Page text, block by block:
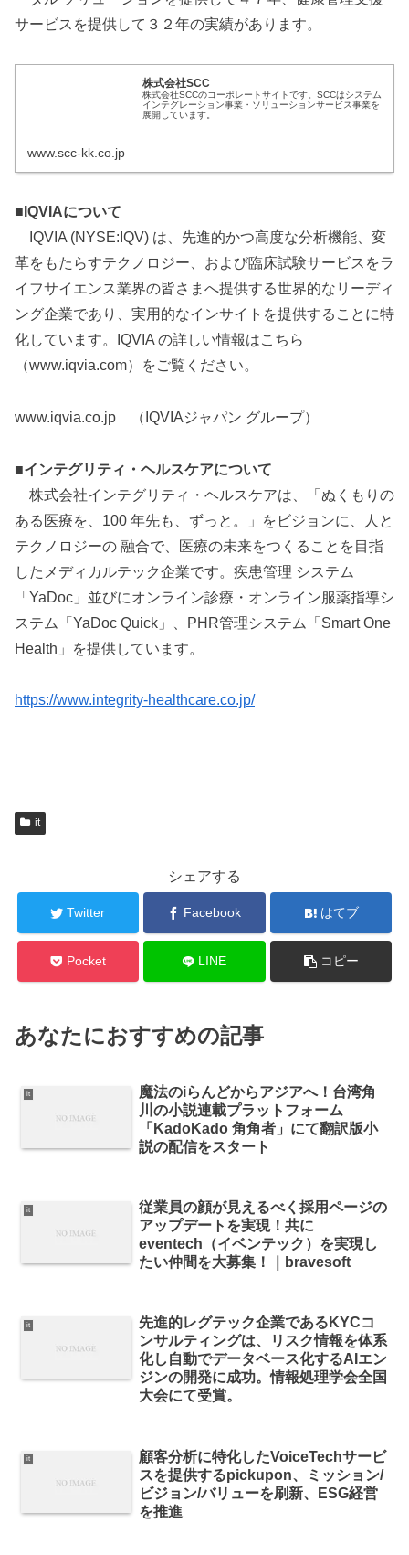
サービスを提供して３２年の実績があります。
株式会社SCC
株式会社SCCのコーポレートサイトです。SCCはシステム
インテグレーション事業・ソリューションサービス事業を
展開しています。
www.scc-kk.co.jp
■IQVIAについて
IQVIA (NYSE:IQV) は、先進的かつ高度な分析機能、変
革をもたらすテクノロジー、および臨床試験サービスをラ
イフサイエンス業界の皆さまへ提供する世界的なリーディ
ング企業であり、実用的なインサイトを提供することに特
化しています。IQVIA の詳しい情報はこちら
（www.iqvia.com）をご覧ください。
www.iqvia.co.jp （IQVIAジャパン グループ）
■インテグリティ・ヘルスケアについて
株式会社インテグリティ・ヘルスケアは、「ぬくもりの
ある医療を、100 年先も、ずっと。」をビジョンに、人と
テクノロジーの 融合で、医療の未来をつくることを目指
したメディカルテック企業です。疾患管理 システム
「YaDoc」並びにオンライン診療・オンライン服薬指導シ
ステム「YaDoc Quick」、PHR管理システム「Smart One
Health」を提供しています。
https://www.integrity-healthcare.co.jp/
it
シェアする
Twitter Facebook はてブ
Pocket LINE コピー
あなたにおすすめの記事
it
魔法のiらんどからアジアへ！台湾角
川の小説連載プラットフォーム
「KadoKado 角角者」にて翻訳版小
説の配信をスタート
it
従業員の顔が見えるべく採用ページの
アップデートを実現！共に
eventech（イベンテック）を実現し
たい仲間を大募集！｜bravesoft
it
先進的レグテック企業であるKYCコ
ンサルティングは、リスク情報を体系
化し自動でデータベース化するAIエン
ジンの開発に成功。情報処理学会全国
大会にて受賞。
it
顧客分析に特化したVoiceTechサービ
スを提供するpickupon、ミッション/
ビジョン/バリューを刷新、ESG経営
を推進